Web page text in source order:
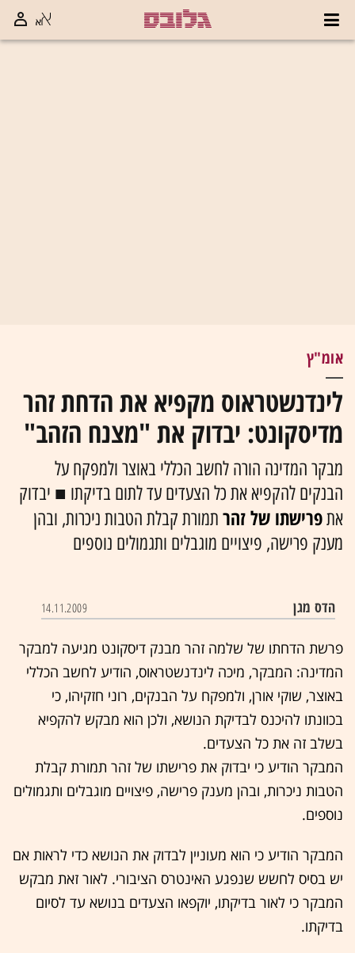
אומ"ץ
לינדנשטראוס מקפיא את הדחת זהר
מדיסקונט: יבדוק את "מצנח הזהב"
מבקר המדינה הורה לחשב הכללי באוצר ולמפקח על
הבנקים להקפיא את כל הצעדים עד לתום בדיקתו ■ יבדוק
אתפרישתו של זהר תמורת קבלת הטבות ניכרות, ובהן
מענק פרישה, פיצויים מוגבלים ותגמולים נוספים
הדס מגן 14.11.2009
פרשת הדחתו של שלמה זהר מבנק דיסקונט מגיעה למבקר
המדינה: המבקר, מיכה לינדנשטראוס, הודיע לחשב הכללי
באוצר, שוקי אורן, ולמפקח על הבנקים, רוני חזקיהו, כי
בכוונתו להיכנס לבדיקת הנושא, ולכן הוא מבקש להקפיא
בשלב זה את כל הצעדים.
המבקר הודיע כי יבדוק את פרישתו של זהר תמורת קבלת
הטבות ניכרות, ובהן מענק פרישה, פיצויים מוגבלים ותגמולים
נוספים.
המבקר הודיע כי הוא מעוניין לבדוק את הנושא כדי לראות אם
יש בסיס לחשש שנפגע האינטרס הציבורי. לאור זאת מבקש
המבקר כי לאור בדיקתו, יוקפאו הצעדים בנושא עד לסיום
בדיקתו.